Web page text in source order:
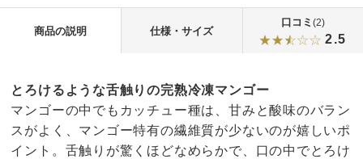
商品の説明 仕様・サイズ
口コミ (2)
2.5
とろけるような舌触りの完熟冷凍マンゴー
マンゴーの中でもカッチュー種は、甘みと酸味のバラン
スがよく、マンゴー特有の繊維質が少ないのが嬉しいポ
イント。舌触りが驚くほどなめらかで、口の中でとろけ